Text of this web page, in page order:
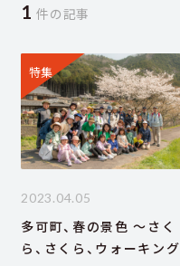
1 件の記事
特集
2023.04.05
多可町、春の景色 ～さく
ら、さくら、ウォーキング